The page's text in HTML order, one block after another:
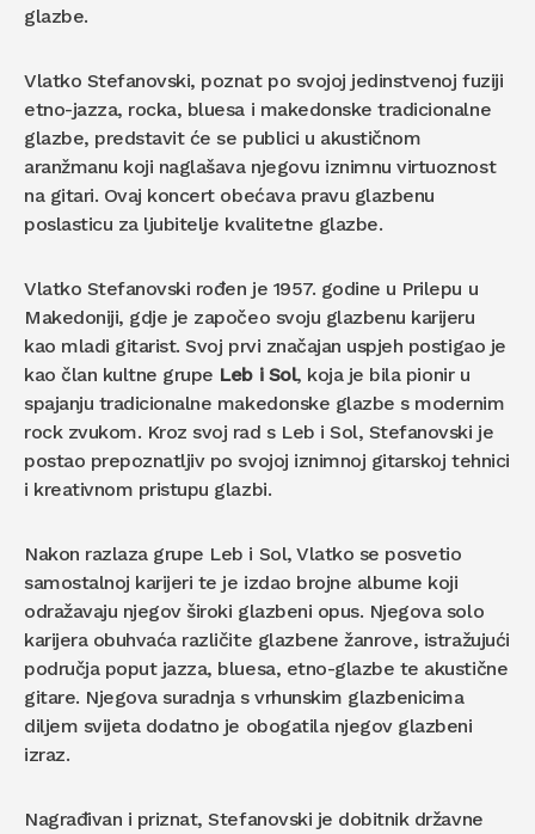
glazbe.
Vlatko Stefanovski, poznat po svojoj jedinstvenoj fuziji
etno-jazza, rocka, bluesa i makedonske tradicionalne
glazbe, predstavit će se publici u akustičnom
aranžmanu koji naglašava njegovu iznimnu virtuoznost
na gitari. Ovaj koncert obećava pravu glazbenu
poslasticu za ljubitelje kvalitetne glazbe.
Vlatko Stefanovski rođen je 1957. godine u Prilepu u
Makedoniji, gdje je započeo svoju glazbenu karijeru
kao mladi gitarist. Svoj prvi značajan uspjeh postigao je
kao član kultne grupe Leb i Sol, koja je bila pionir u
spajanju tradicionalne makedonske glazbe s modernim
rock zvukom. Kroz svoj rad s Leb i Sol, Stefanovski je
postao prepoznatljiv po svojoj iznimnoj gitarskoj tehnici
i kreativnom pristupu glazbi.
Nakon razlaza grupe Leb i Sol, Vlatko se posvetio
samostalnoj karijeri te je izdao brojne albume koji
odražavaju njegov široki glazbeni opus. Njegova solo
karijera obuhvaća različite glazbene žanrove, istražujući
područja poput jazza, bluesa, etno-glazbe te akustične
gitare. Njegova suradnja s vrhunskim glazbenicima
diljem svijeta dodatno je obogatila njegov glazbeni
izraz.
Nagrađivan i priznat, Stefanovski je dobitnik državne